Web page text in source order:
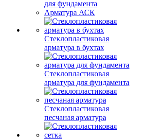
для фундамента
Арматура АСК
Стеклопластиковая
арматура в бухтах
Стеклопластиковая
арматура для фундамента
Стеклопластиковая
песчаная арматура